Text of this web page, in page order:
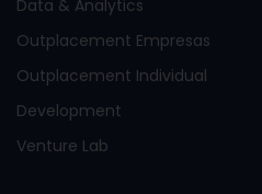
Data & Analytics
Outplacement Empresas
Outplacement Individual
Development
Venture Lab